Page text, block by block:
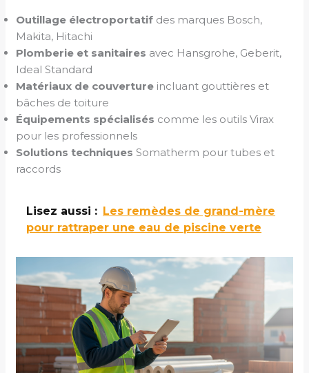
Outillage électroportatif des marques Bosch,
Makita, Hitachi
Plomberie et sanitaires avec Hansgrohe, Geberit,
Ideal Standard
Matériaux de couverture incluant gouttières et
bâches de toiture
Équipements spécialisés comme les outils Virax
pour les professionnels
Solutions techniques Somatherm pour tubes et
raccords
Lisez aussi : Les remèdes de grand-mère
pour rattraper une eau de piscine verte